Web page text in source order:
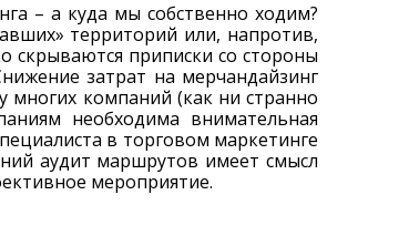
– а куда мы собственно ходим?
территорий или, напротив,
скрываются приписки со стороны
затрат на мерчандайзинг
многих компаний (как ни странно
необходима внимательная
в торговом маркетинге
аудит маршрутов имеет смысл
мероприятие.